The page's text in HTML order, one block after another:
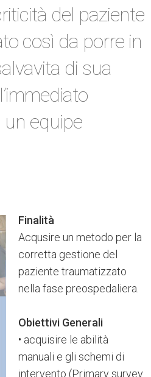
del paziente
così da porre in
di sua
equipe
Finalità
Acqusire un metodo per la
corretta gestione del
paziente traumatizzato
nella fase preospedaliera.
Obiettivi Generali
• acquisire le abilità
manuali e gli schemi di
intervento (Primary survey